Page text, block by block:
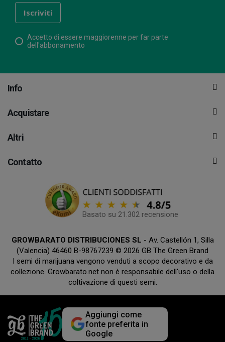
Accetto di essere maggiorenne per far parte
dell'abbonamento
Info
Acquistare
Altri
Contatto
Basato su 21.302 recensione
GROWBARATO DISTRIBUCIONES SL - Av. Castellón 1, Silla
(Valencia) 46460 B-98767239 © 2026 GB The Green Brand
I semi di marijuana vengono venduti a scopo decorativo e da
collezione. Growbarato.net non è responsabile dell'uso o della
coltivazione di questi semi.
Aggiungi come
fonte preferita in
Google